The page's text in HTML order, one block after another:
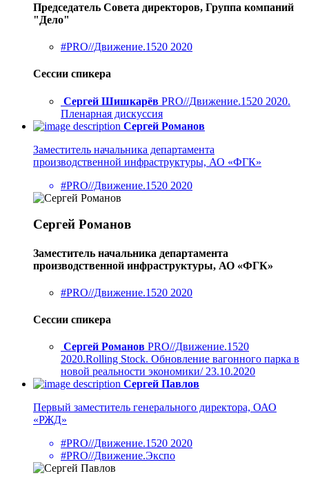
Председатель Совета директоров, Группа компаний
"Дело"
#PRO//Движение.1520 2020
Сессии спикера
Сергей Шишкарёв PRO//Движение.1520 2020.
Пленарная дискуссия
Сергей Романов
Заместитель начальника департамента
производственной инфраструктуры, АО «ФГК»
#PRO//Движение.1520 2020
Сергей Романов
Заместитель начальника департамента
производственной инфраструктуры, АО «ФГК»
#PRO//Движение.1520 2020
Сессии спикера
Сергей Романов PRO//Движение.1520
2020.Rolling Stock. Обновление вагонного парка в
новой реальности экономики/ 23.10.2020
Сергей Павлов
Первый заместитель генерального директора, ОАО
«РЖД»
#PRO//Движение.1520 2020
#PRO//Движение.Экспо